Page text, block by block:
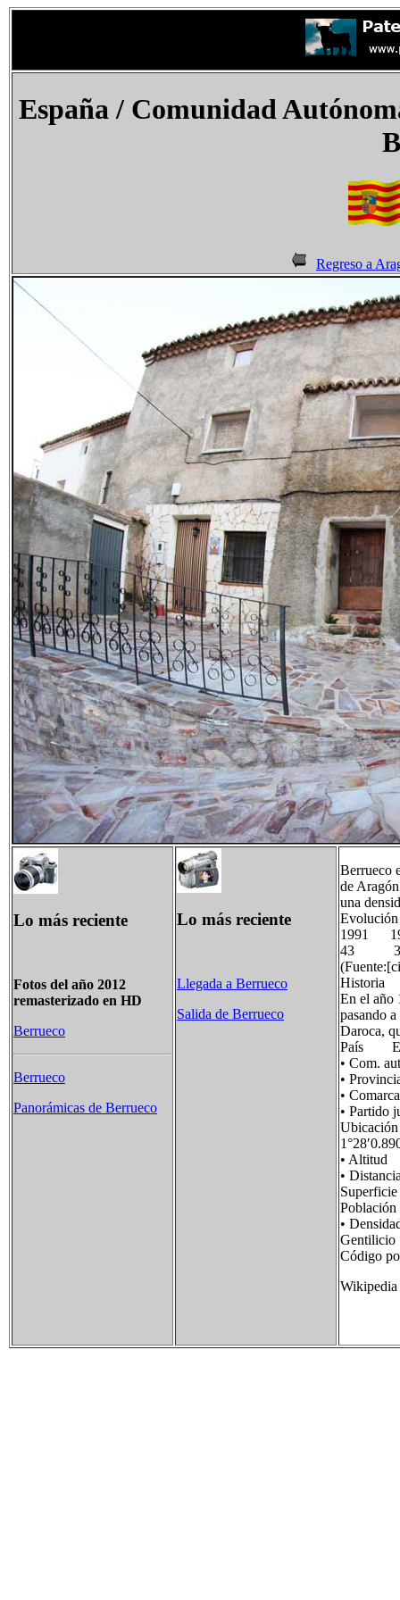
España/ Comunidad
Regreso a
Lo más reciente
Fotos del año 2012
remasterizado en HD
Berrueco
Berrueco
Panorámicas de Berrueco
Lo más reciente
Llegada a Berrueco
Salida de Berrueco
Berrueco
de
una
Evolución
1991
43
Historia
En el año
pasando
Daroca,
País
• Com.
•
•
•
•
•
•
Código
Wikipedia